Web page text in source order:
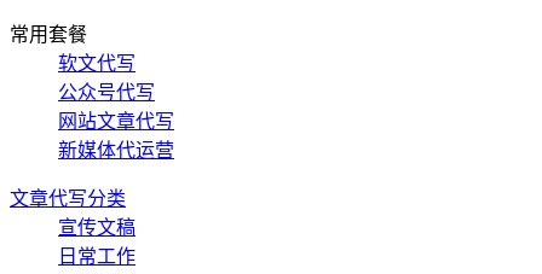
常用套餐
软文代写
公众号代写
网站文章代写
新媒体代运营
文章代写分类
宣传文稿
日常工作